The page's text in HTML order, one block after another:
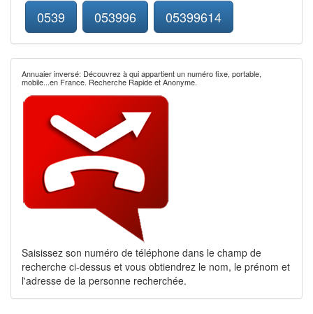
0539 053996 05399614
Annuaier inversé: Découvrez à qui appartient un numéro fixe, portable,
mobile...en France. Recherche Rapide et Anonyme.
Saisissez son numéro de téléphone dans le champ de
recherche ci-dessus et vous obtiendrez le nom, le prénom et
l'adresse de la personne recherchée.